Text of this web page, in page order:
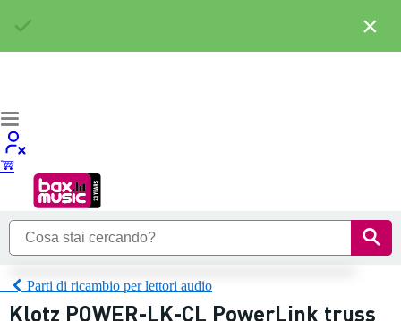
Parti di ricambio per lettori audio
Klotz POWER-LK-CL PowerLink truss
×